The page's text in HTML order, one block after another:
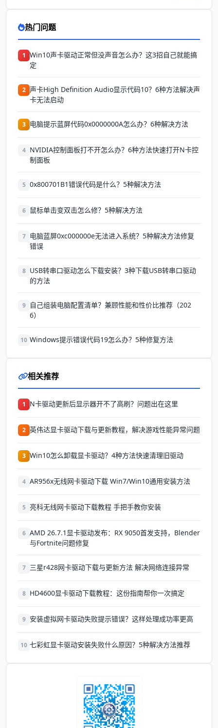
热门问题
1 Win10声卡驱动正常但没声音怎么办？这3招自己就能搞
定
2 声卡High Definition Audio显示代码10？6种方法解决声
卡无法启动
3 电脑提示蓝屏代码0x0000000A怎么办？6种解决方法
4 NVIDIA控制面板打不开怎么办？6种方法快速打开N卡控
制面板
5 0x800701B1错误代码是什么？5种解决方法
6 鼠标单击变双击怎么修？5种解决方法
7 电脑蓝屏0xc000000e无法进入系统？5种解决方法修复
错误
8 USB转串口驱动怎么下载安装？3种下载USB转串口驱动
的方法
9
自己组装电脑配置清单？兼顾性能和性价比推荐（202
6）
10 Windows提示错误代码19怎么办？5种修复方法
相关推荐
1 N卡驱动更新后显示器开不了高刷？问题出在这里
2 英伟达显卡驱动下载与更新教程，解决游戏性能异常问题
3 Win10怎么卸载显卡驱动？4种方法快速清理旧驱动
4 AR956x无线网卡驱动下载 Win7/Win10通用安装方法
5 亮科无线网卡驱动下载教程 手把手教你安装
6 AMD 26.7.1显卡驱动发布：RX 9050首发支持，Blender
与Fortnite问题修复
7 三星r428网卡驱动下载与更新方法 解决网络连接异常
8 HD4600显卡驱动下载教程：这份指南帮你一次搞定
9 安装虚拟网卡驱动失败提示错误？这样处理成功率更高
10 七彩虹显卡驱动安装失败什么原因？5种解决方法推荐